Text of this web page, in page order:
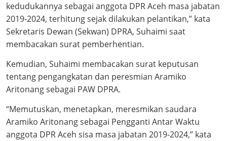
kedudukannya sebagai anggota DPR Aceh masa jabatan
2019-2024, terhitung sejak dilakukan pelantikan,” kata
Sekretaris Dewan (Sekwan) DPRA, Suhaimi saat
membacakan surat pemberhentian.
Kemudian, Suhaimi membacakan surat keputusan
tentang pengangkatan dan peresmian Aramiko
Aritonang sebagai PAW DPRA.
“Memutuskan, menetapkan, meresmikan saudara
Aramiko Aritonang sebagai Pengganti Antar Waktu
anggota DPR Aceh sisa masa jabatan 2019-2024,” kata